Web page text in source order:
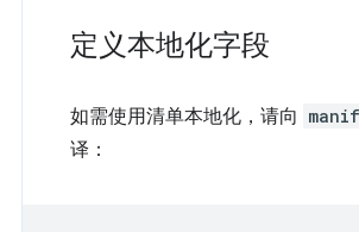
定义本地化字段
如需使用清单本地化，请向
译：